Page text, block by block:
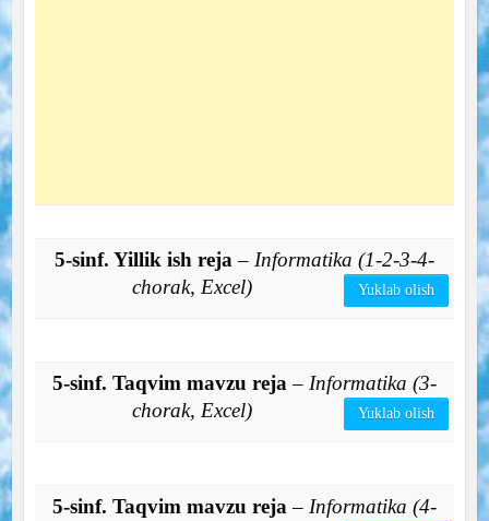
5-sinf. Yillik ish reja – Informatika (1-2-3-4-
chorak, Excel)
Yuklab olish
5-sinf. Taqvim mavzu reja – Informatika (3-
chorak, Excel)
Yuklab olish
5-sinf. Taqvim mavzu reja – Informatika (4-